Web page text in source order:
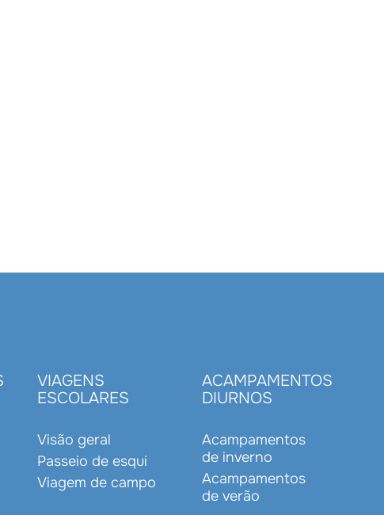
VIAGENS
ESCOLARES
Visão geral
Passeio de esqui
Viagem de campo
ACAMPAMENTOS
DIURNOS
Acampamentos
de inverno
Acampamentos
de verão